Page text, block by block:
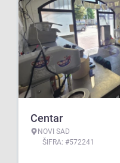
Centar
NOVI SAD
ŠIFRA: #572241